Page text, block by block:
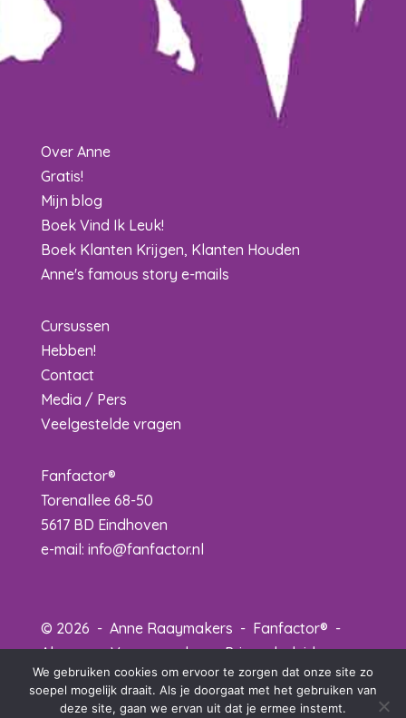
Over Anne
Gratis!
Mijn blog
Boek Vind Ik Leuk!
Boek Klanten Krijgen, Klanten Houden
Anne's famous story e-mails
Cursussen
Hebben!
Contact
Media / Pers
Veelgestelde vragen
Fanfactor®
Torenallee 68-50
5617 BD Eindhoven
e-mail: info@fanfactor.nl
© 2026 - Anne Raaymakers - Fanfactor® -
Algemene Voorwaarden-Privacybeleid-
Disclaimer-Credits
We gebruiken cookies om ervoor te zorgen dat onze site zo
soepel mogelijk draait. Als je doorgaat met het gebruiken van
deze site, gaan we ervan uit dat je ermee instemt.